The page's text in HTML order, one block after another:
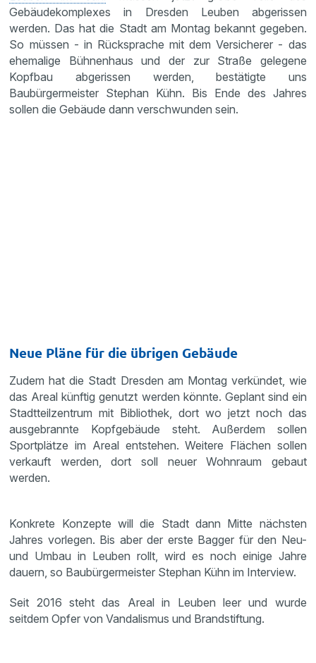
Gebäudekomplexes in Dresden Leuben abgerissen
werden. Das hat die Stadt am Montag bekannt gegeben.
So müssen - in Rücksprache mit dem Versicherer - das
ehemalige Bühnenhaus und der zur Straße gelegene
Kopfbau abgerissen werden, bestätigte uns
Baubürgermeister Stephan Kühn. Bis Ende des Jahres
sollen die Gebäude dann verschwunden sein.
Neue Pläne für die übrigen Gebäude
Zudem hat die Stadt Dresden am Montag verkündet, wie
das Areal künftig genutzt werden könnte. Geplant sind ein
Stadtteilzentrum mit Bibliothek, dort wo jetzt noch das
ausgebrannte Kopfgebäude steht. Außerdem sollen
Sportplätze im Areal entstehen. Weitere Flächen sollen
verkauft werden, dort soll neuer Wohnraum gebaut
werden.
Konkrete Konzepte will die Stadt dann Mitte nächsten
Jahres vorlegen. Bis aber der erste Bagger für den Neu-
und Umbau in Leuben rollt, wird es noch einige Jahre
dauern, so Baubürgermeister Stephan Kühn im Interview.
Seit 2016 steht das Areal in Leuben leer und wurde
seitdem Opfer von Vandalismus und Brandstiftung.